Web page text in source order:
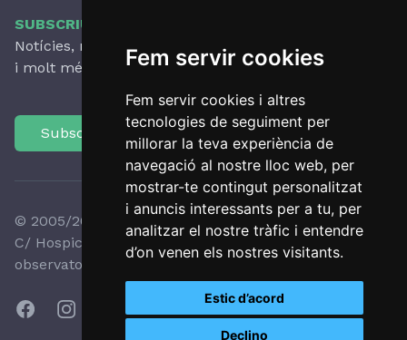
Fem servir cookies
Fem servir cookies i altres
tecnologies de seguiment per
millorar la teva experiència de
navegació al nostre lloc web, per
mostrar-te contingut personalitzat
i anuncis interessants per a tu, per
analitzar el nostre tràfic i entendre
d’on venen els nostres visitants.
Estic d’acord
Declino
SUBSCRIU-TE AL NOSTRE BUTLLETÍ
Notícies, novetats destacades, articles, activitats
i molt més, amb periodicitat trimestral.
Subscriu-te
© 2005/2026 Observatori del Paisatge de Catalunya
C/ Hospici, 8 - 17800 OLOT - Tel:
+34 972 27 35 64
observatori@catpaisatge.net